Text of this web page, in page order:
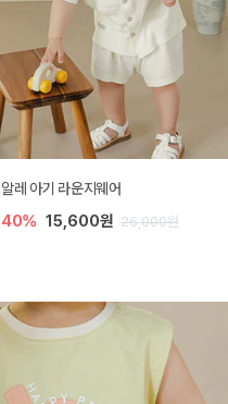
알레 아기 라운지웨어
40% 15,600원 26,000원